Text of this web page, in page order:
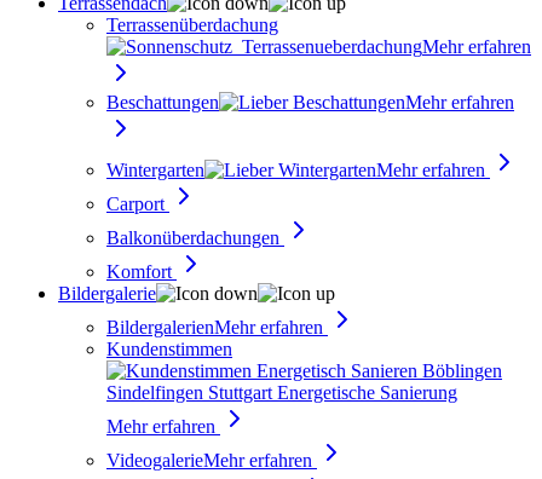
Terrassenüberdachung
Mehr erfahren
Beschattungen Mehr erfahren
Wintergarten
Mehr erfahren
Carport
Balkonüberdachungen
Komfort
Bildergalerie
BildergalerienMehr erfahren
Kundenstimmen
Mehr erfahren
VideogalerieMehr erfahren